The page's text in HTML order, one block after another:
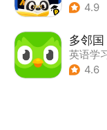
4.9
多邻国
英语学
4.6